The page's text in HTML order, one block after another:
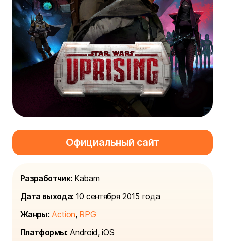
Официальный сайт
Разработчик: Kabam
Дата выхода: 10 сентября 2015 года
Жанры: Action, RPG
Платформы: Android, iOS